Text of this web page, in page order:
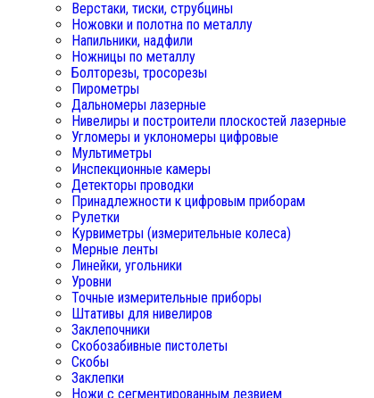
Верстаки, тиски, струбцины
Ножовки и полотна по металлу
Напильники, надфили
Ножницы по металлу
Болторезы, тросорезы
Пирометры
Дальномеры лазерные
Нивелиры и построители плоскостей лазерные
Угломеры и уклономеры цифровые
Мультиметры
Инспекционные камеры
Детекторы проводки
Принадлежности к цифровым приборам
Рулетки
Курвиметры (измерительные колеса)
Мерные ленты
Линейки, угольники
Уровни
Точные измерительные приборы
Штативы для нивелиров
Заклепочники
Скобозабивные пистолеты
Скобы
Заклепки
Ножи с сегментированным лезвием